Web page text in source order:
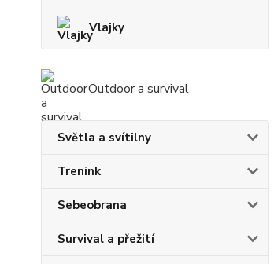
Vlajky
Outdoor a survival
Světla a svítilny
Trenink
Sebeobrana
Survival a přežití